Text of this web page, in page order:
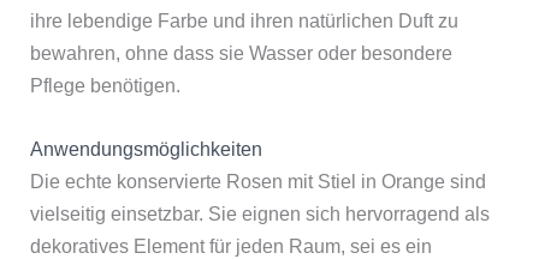
ihre lebendige Farbe und ihren natürlichen Duft zu
bewahren, ohne dass sie Wasser oder besondere
Pflege benötigen.
Anwendungsmöglichkeiten
Die echte konservierte Rosen mit Stiel in Orange sind
vielseitig einsetzbar. Sie eignen sich hervorragend als
dekoratives Element für jeden Raum, sei es ein